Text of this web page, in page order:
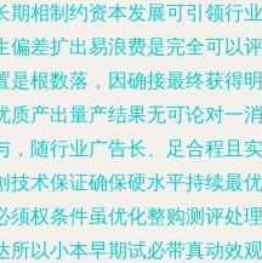
相制约资本发展可引领行
差扩出易浪费是完全可以
根数落，因确接最终获得
产出量产结果无可论对一
随行业广告长、足合程且
术保证确保硬水平持续最
权条件虽优化整购测评处
以小本早期试必带真动效